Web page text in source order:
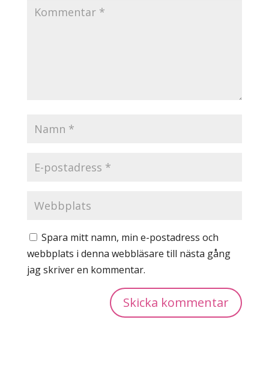
Spara mitt namn, min e-postadress och
webbplats i denna webbläsare till nästa gång
jag skriver en kommentar.